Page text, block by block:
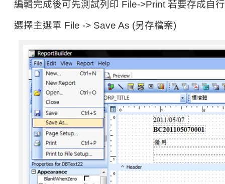
編輯完成後可先測試列印 File->Print 若要存成自
選擇主選單 File -> Save As (另存檔案)